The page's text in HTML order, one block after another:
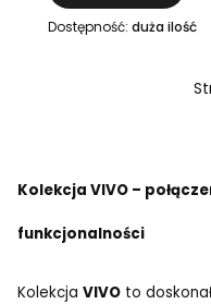
Dostępność: duża ilość
Kolekcja VIVO –
funkcjonalności
Kolekcja VIVO to